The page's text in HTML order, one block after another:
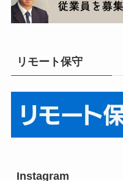
リモート保守
Instagram